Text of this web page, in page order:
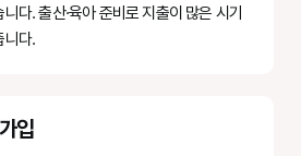
다. 출산·육아 준비로 지출이 많은 시기
니다.
입